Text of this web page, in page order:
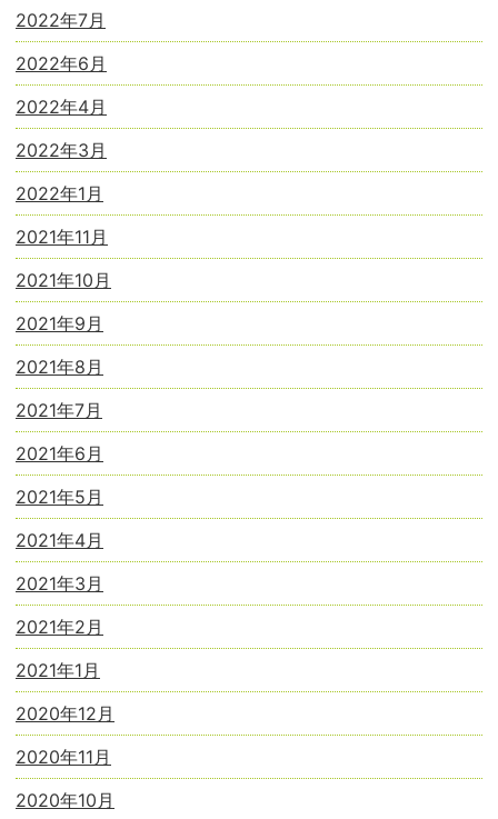
2022年7月
2022年6月
2022年4月
2022年3月
2022年1月
2021年11月
2021年10月
2021年9月
2021年8月
2021年7月
2021年6月
2021年5月
2021年4月
2021年3月
2021年2月
2021年1月
2020年12月
2020年11月
2020年10月